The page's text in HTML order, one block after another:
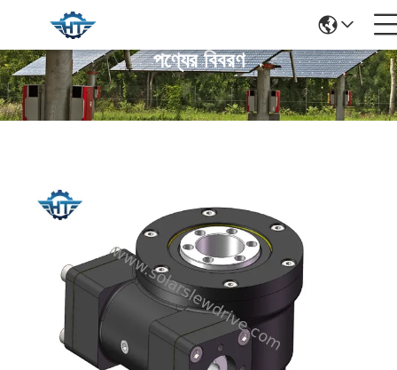
পণ্যের বিবরণ